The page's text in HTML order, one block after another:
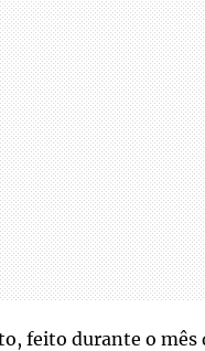
feito durante o mês